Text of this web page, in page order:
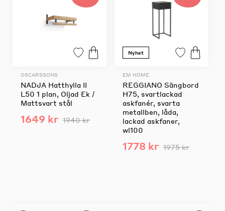
OSCARSSONS
NADJA Hatthylla II
L50 1 plan, Oljad Ek /
Mattsvart stål
1649 kr 1940 kr
Nyhet
EM HOME
REGGIANO Sängbord
H75, svartlackad
askfanér, svarta
metallben, låda,
lackad askfaner,
wl100
1778 kr 1975 kr